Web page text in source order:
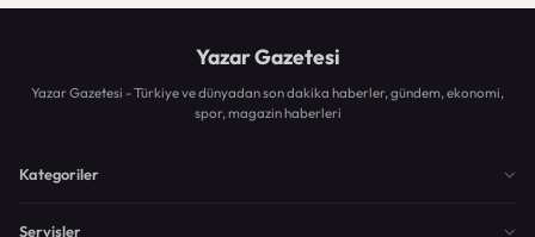
Yazar Gazetesi
Yazar Gazetesi - Türkiye ve dünyadan son dakika haberler, gündem, ekonomi,
spor, magazin haberleri
Kategoriler
Servisler